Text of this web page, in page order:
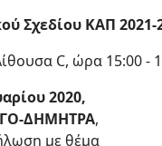
Σχεδίου ΚΑΠ 2021-
C, ώρα 15:00 -
2020,
ΔΗΜΗΤΡΑ,
με θέμα